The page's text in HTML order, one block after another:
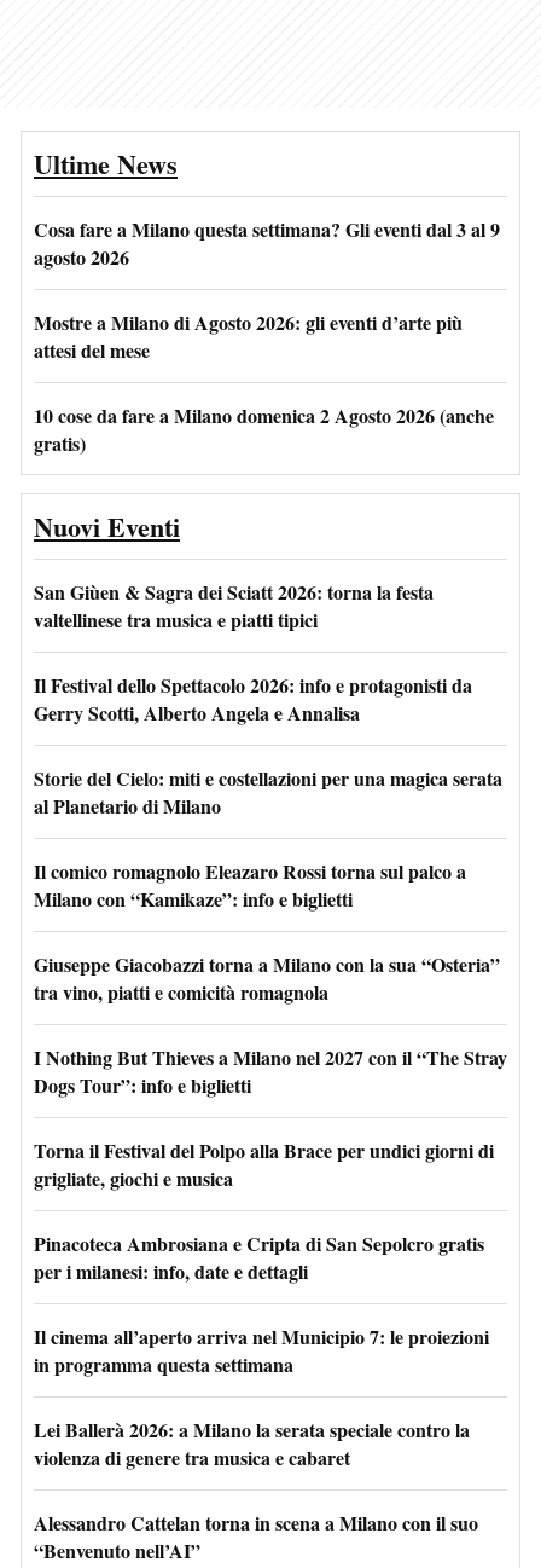
Ultime News
Cosa fare a Milano questa settimana? Gli eventi dal 3 al 9
agosto 2026
Mostre a Milano di Agosto 2026: gli eventi d’arte più
attesi del mese
10 cose da fare a Milano domenica 2 Agosto 2026 (anche
gratis)
Nuovi Eventi
San Giùen & Sagra dei Sciatt 2026: torna la festa
valtellinese tra musica e piatti tipici
Il Festival dello Spettacolo 2026: info e protagonisti da
Gerry Scotti, Alberto Angela e Annalisa
Storie del Cielo: miti e costellazioni per una magica serata
al Planetario di Milano
Il comico romagnolo Eleazaro Rossi torna sul palco a
Milano con “Kamikaze”: info e biglietti
Giuseppe Giacobazzi torna a Milano con la sua “Osteria”
tra vino, piatti e comicità romagnola
I Nothing But Thieves a Milano nel 2027 con il “The Stray
Dogs Tour”: info e biglietti
Torna il Festival del Polpo alla Brace per undici giorni di
grigliate, giochi e musica
Pinacoteca Ambrosiana e Cripta di San Sepolcro gratis
per i milanesi: info, date e dettagli
Il cinema all’aperto arriva nel Municipio 7: le proiezioni
in programma questa settimana
Lei Ballerà 2026: a Milano la serata speciale contro la
violenza di genere tra musica e cabaret
Alessandro Cattelan torna in scena a Milano con il suo
“Benvenuto nell’AI”